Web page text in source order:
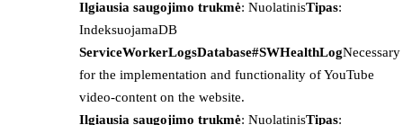
Ilgiausia saugojimo trukmė: NuolatinisTipas:
IndeksuojamaDB
ServiceWorkerLogsDatabase#SWHealthLogNecessary
for the implementation and functionality of YouTube
video-content on the website.
Ilgiausia saugojimo trukmė: NuolatinisTipas: